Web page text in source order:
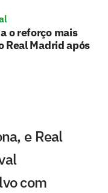
o reforço mais
Real Madrid após
e Real
com